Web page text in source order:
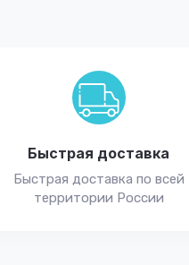
Быстрая доставка
Быстрая доставка по всей
территории России